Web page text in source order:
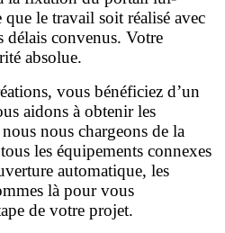
le travail soit réalisé avec
délais convenus. Votre
absolue.
vous bénéficiez d’un
aidons à obtenir les
nous chargeons de la
les équipements connexes
automatique, les
là pour vous
de votre projet.